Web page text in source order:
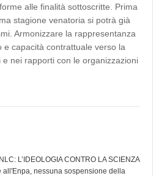
alle finalità sottoscritte. Prima
stagione venatoria si potrà già
Armonizzare la rappresentanza
e capacità contrattuale verso la
e nei rapporti con le organizzazioni
L’IDEOLOGIA CONTRO LA SCIENZA
all'Enpa, nessuna sospensione della